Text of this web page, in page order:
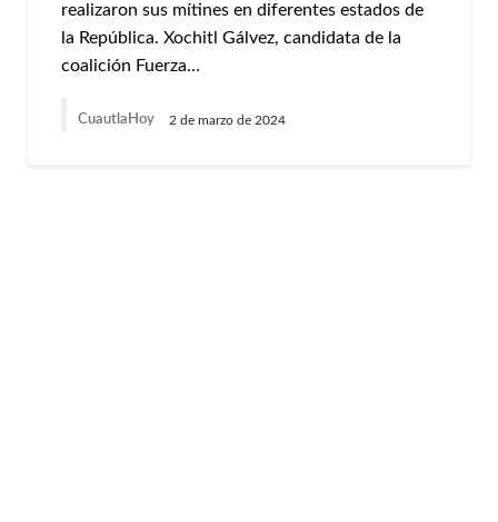
realizaron sus mítines en diferentes estados de
la República. Xochitl Gálvez, candidata de la
coalición Fuerza…
CuautlaHoy 2 de marzo de 2024